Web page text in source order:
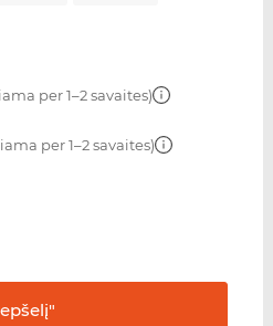
per 1–2 savaites)
per 1–2 savaites)